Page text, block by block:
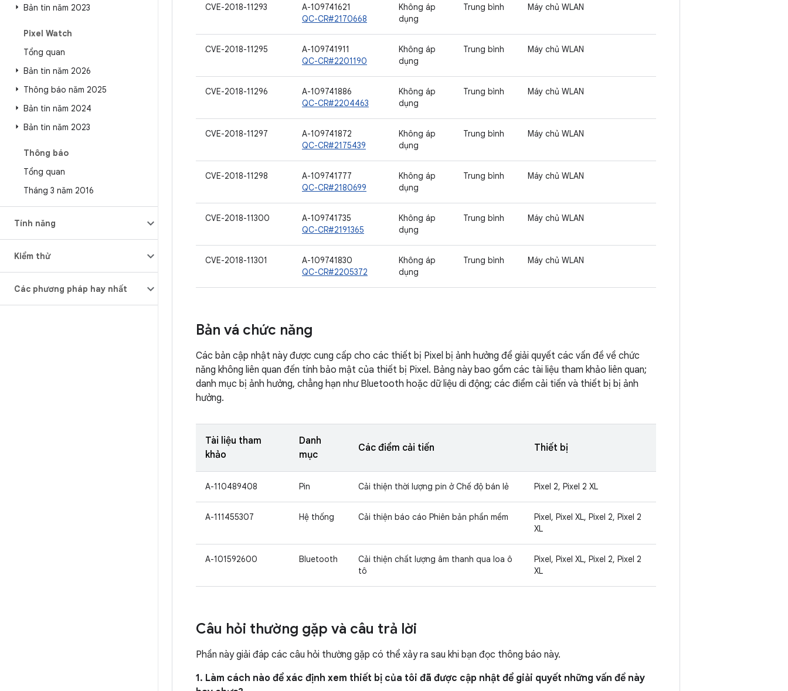
Bản tin năm 2023
Pixel Watch
Tổng quan
Bản tin năm 2026
Thông báo năm 2025
Bản tin năm 2024
Bản tin năm 2023
Thông báo
Tổng quan
Tháng 3 năm 2016
Tính năng
Kiểm thử
Các phương pháp hay nhất
CVE-2018-11293
A-109741621
QC-CR#2170668
Không áp
dụng
Trung bình Máy chủ WLAN
CVE-2018-11295
A-109741911
QC-CR#2201190
Không áp
dụng
Trung bình Máy chủ WLAN
CVE-2018-11296
A-109741886
QC-CR#2204463
Không áp
dụng
Trung bình Máy chủ WLAN
CVE-2018-11297
A-109741872
QC-CR#2175439
Không áp
dụng
Trung bình Máy chủ WLAN
CVE-2018-11298
A-109741777
QC-CR#2180699
Không áp
dụng
Trung bình Máy chủ WLAN
CVE-2018-11300
A-109741735
QC-CR#2191365
Không áp
dụng
Trung bình Máy chủ WLAN
CVE-2018-11301
A-109741830
QC-CR#2205372
Không áp
dụng
Trung bình Máy chủ WLAN
Bản vá chức năng
Các bản cập nhật này được cung cấp cho các thiết bị Pixel bị ảnh hưởng để giải quyết các vấn đề về chức
năng không liên quan đến tính bảo mật của thiết bị Pixel. Bảng này bao gồm các tài liệu tham khảo liên quan;
danh mục bị ảnh hưởng, chẳng hạn như Bluetooth hoặc dữ liệu di động; các điểm cải tiến và thiết bị bị ảnh
hưởng.
Tài liệu tham
khảo
Danh
mục
Các điểm cải tiến Thiết bị
A-110489408 Pin Cải thiện thời lượng pin ở Chế độ bán lẻ Pixel 2, Pixel 2 XL
A-111455307 Hệ thống Cải thiện báo cáo Phiên bản phần mềm
Pixel, Pixel XL, Pixel 2, Pixel 2
XL
A-101592600 Bluetooth
Cải thiện chất lượng âm thanh qua loa ô
tô
Pixel, Pixel XL, Pixel 2, Pixel 2
XL
Câu hỏi thường gặp và câu trả lời
Phần này giải đáp các câu hỏi thường gặp có thể xảy ra sau khi bạn đọc thông báo này.
1. Làm cách nào để xác định xem thiết bị của tôi đã được cập nhật để giải quyết những vấn đề này